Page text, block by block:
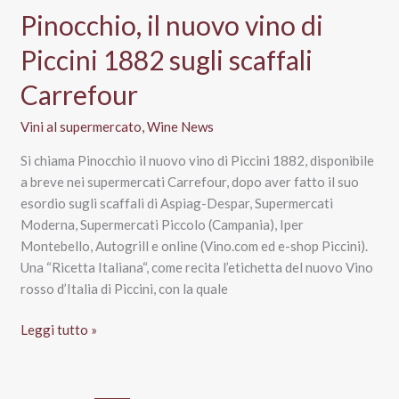
Pinocchio, il nuovo vino di
Piccini 1882 sugli scaffali
Carrefour
Vini al supermercato,Wine News
Si chiama Pinocchio il nuovo vino di Piccini 1882, disponibile
a breve nei supermercati Carrefour, dopo aver fatto il suo
esordio sugli scaffali di Aspiag-Despar, Supermercati
Moderna, Supermercati Piccolo (Campania), Iper
Montebello, Autogrill e online (Vino.com ed e-shop Piccini).
Una “Ricetta Italiana“, come recita l’etichetta del nuovo Vino
rosso d’Italia di Piccini, con la quale
Pinocchio,
Leggi tutto »